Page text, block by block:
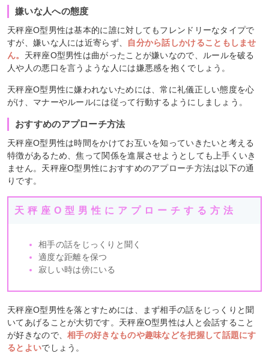
嫌いな人への態度
天秤座O型男性は基本的に誰に対してもフレンドリーなタイプで
すが、嫌いな人には近寄らず、
自分から話しかけることもしませ
ん。 天秤座O型男性は曲がったことが嫌いなので、ルールを破る
人や人の悪口を言うような人には嫌悪感を抱くでしょう。
天秤座O型男性に嫌われないためには、常に礼儀正しい態度を心
がけ、マナーやルールには従って行動するようにしましょう。
おすすめのアプローチ方法
天秤座O型男性は時間をかけてお互いを知っていきたいと考える
特徴があるため、焦って関係を進展させようとしても上手くいき
ません。天秤座O型男性におすすめのアプローチ方法は以下の通
りです。
天秤座O型男性にアプローチする方法
相手の話をじっくりと聞く
適度な距離を保つ
寂しい時は傍にいる
天秤座O型男性を落とすためには、まず相手の話をじっくりと聞
いてあげることが大切です。天秤座O型男性は人と会話すること
が好きなので、相手の好きなものや趣味などを把握して話題にす
るとよいでしょう。